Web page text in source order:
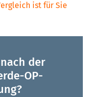
ist für Sie
der
OP-